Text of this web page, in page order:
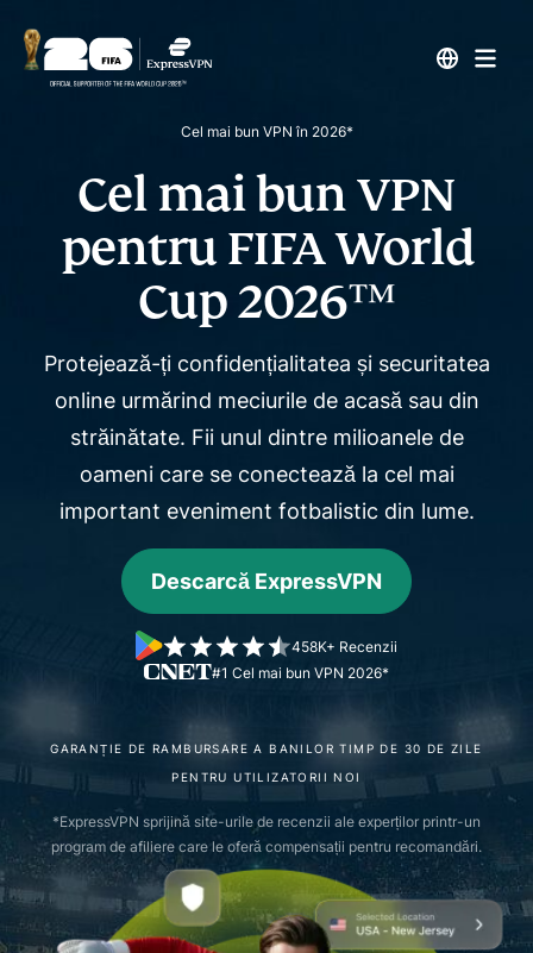
Cel mai bun VPN în 2026*
Cel mai bun VPN
pentruFIFA World
Cup 2026™
Protejează-ți confidențialitatea și securitatea
online urmărind meciurile de acasă sau din
străinătate. Fii unul dintre milioanele de
oameni care se conectează la cel mai
important eveniment fotbalistic din lume.
Descarcă ExpressVPN
#1 Cel mai bun VPN 2026*
458K+ Recenzii
GARANȚIE DE RAMBURSARE A BANILOR TIMP DE 30 DE ZILE
PENTRU UTILIZATORII NOI
*ExpressVPN sprijină site-urile de recenzii ale experților printr-un
program de afiliere care le oferă compensații pentru recomandări.